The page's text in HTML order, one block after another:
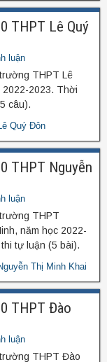
THPT Lê Quý
luận
THPT Lê
2023. Thời
câu).
Quý Đôn
THPT Nguyễn
luận
THPT
năm học 2022-
tự luận (5 bài).
Thị Minh Khai
THPT Đào
luận
THPT Đào